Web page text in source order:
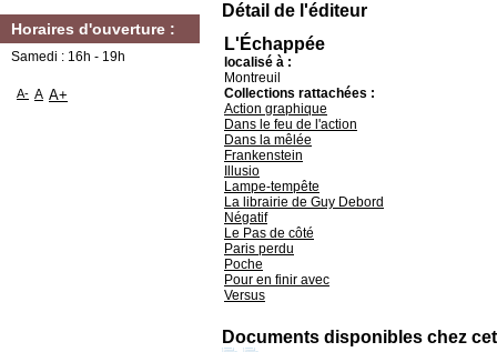
Détail de l'éditeur
L'Échappée
localisé à :
Montreuil
Collections rattachées :
Action graphique
Dans le feu de l'action
Dans la mêlée
Frankenstein
Illusio
Lampe-tempête
La librairie de Guy Debord
Négatif
Le Pas de côté
Paris perdu
Poche
Pour en finir avec
Versus
Documents disponibles chez
Horaires d'ouverture :
Samedi : 16h - 19h
A- A A+